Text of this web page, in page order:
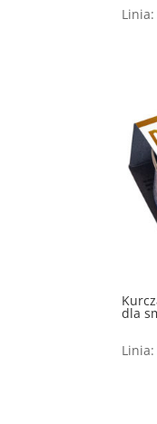
Linia:
dla
Linia: